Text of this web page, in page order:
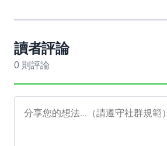
讀者評論
0 則評論